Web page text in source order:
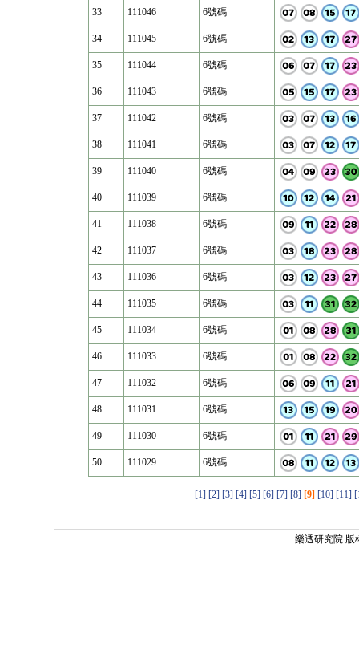
33 111046 6號碼
34 111045 6號碼
35 111044 6號碼
36 111043 6號碼
37 111042 6號碼
38 111041 6號碼
39 111040 6號碼
40 111039 6號碼
41 111038 6號碼
42 111037 6號碼
43 111036 6號碼
44 111035 6號碼
45 111034 6號碼
46 111033 6號碼
47 111032 6號碼
48 111031 6號碼
49 111030 6號碼
50 111029 6號碼
[1] [2] [3] [4] [5] [6] [7] [8] [9] [10] [11]
樂透研究院 版